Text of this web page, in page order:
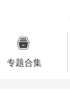
专题合集